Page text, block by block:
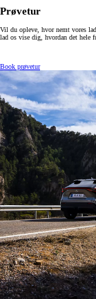
Prøvetur
Vil du opleve, hvor nemt vores
lad os vise dig, hvordan det hele
Book prøvetur